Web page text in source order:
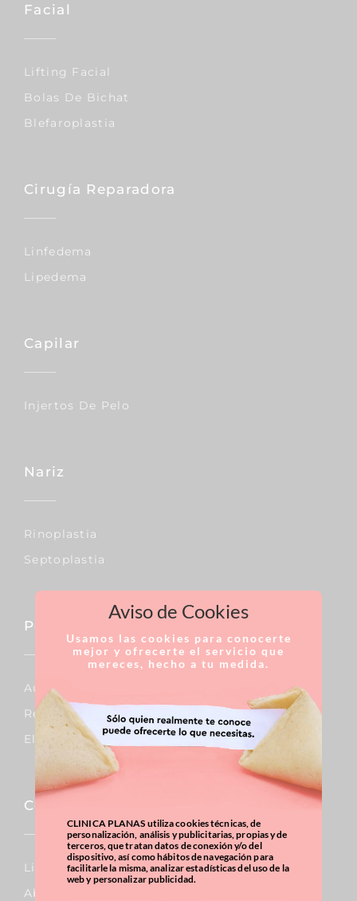
Facial
Lifting Facial
Bolas De Bichat
Blefaroplastia
Cirugía Reparadora
Linfedema
Lipedema
Capilar
Injertos De Pelo
Nariz
Rinoplastia
Septoplastia
Pecho
Aumento De Pecho
Reducción De Pecho
Elevación De Pecho
Corporal
Lipo Vaser
Abdominoplastia
Aviso de Cookies
Usamos las cookies para conocerte
mejor y ofrecerte el servicio que
mereces, hecho a tu medida.
CLINICA PLANAS utiliza cookies técnicas, de
personalización, análisis y publicitarias, propias y de
terceros, que tratan datos de conexión y/o del
dispositivo, así como hábitos de navegación para
facilitarle la misma, analizar estadísticas del uso de la
web y personalizar publicidad.